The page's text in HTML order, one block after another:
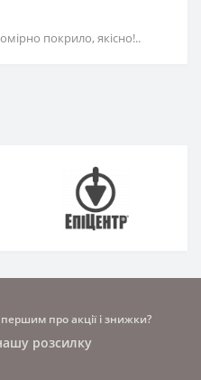
покрило, якісно!..
про акції і знижки?
розсилку